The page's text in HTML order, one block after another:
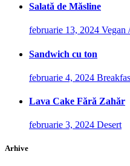
Salată de Măsline
februarie 13, 2024 Vegan
Sandwich cu ton
februarie 4, 2024
Lava Cake Fără Zahăr
februarie 3, 2024 Desert
Arhive